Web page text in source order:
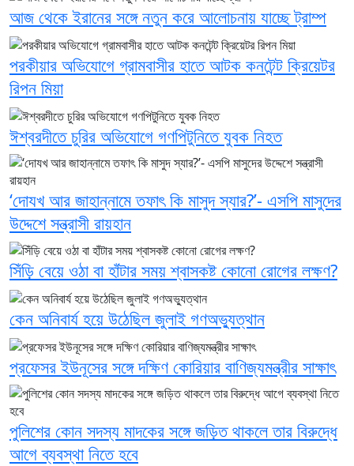
আজ থেকে ইরানের সঙ্গে নতুন করে আলোচনায় যাচ্ছে ট্রাম্প
পরকীয়ার অভিযোগে গ্রামবাসীর হাতে আটক কনটেন্ট ক্রিয়েটর
রিপন মিয়া
ঈশ্বরদীতে চুরির অভিযোগে গণপিটুনিতে যুবক নিহত
‘দোযখ আর জাহান্নামে তফাৎ কি মাসুদ স্যার?’- এসপি মাসুদের
উদ্দেশে সন্ত্রাসী রায়হান
সিঁড়ি বেয়ে ওঠা বা হাঁটার সময় শ্বাসকষ্ট কোনো রোগের লক্ষণ?
কেন অনিবার্য হয়ে উঠেছিল জুলাই গণঅভ্যুত্থান
প্রফেসর ইউনূসের সঙ্গে দক্ষিণ কোরিয়ার বাণিজ্যমন্ত্রীর সাক্ষাৎ
পুলিশের কোন সদস্য মাদকের সঙ্গে জড়িত থাকলে তার বিরুদ্ধে
আগে ব্যবস্থা নিতে হবে